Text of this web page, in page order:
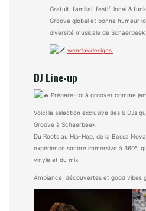
Gratuit, familial, festif, local &
Groove global et bonne humeur
diversité musicale de
wendakidesigns
DJ Line-up
Prépare-toi à groover comme
Voici la sélection exclusive des 6 DJs
Groove à Schaerbeek.
Du Roots au Hip-Hop, de la Bossa
expérience sonore immersive à 360°,
vinyle et du mix.
Ambiance, découvertes et good vibes